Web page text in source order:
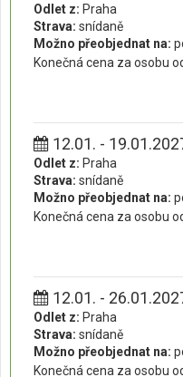
Odlet z: Praha
Strava: snídaně
Možno přeobjednat na:
Konečná cena za osobu
12.01. -
Odlet z: Praha
Strava: snídaně
Možno přeobjednat na:
Konečná cena za osobu
12.01. -
Odlet z: Praha
Strava: snídaně
Možno přeobjednat na:
Konečná cena za osobu